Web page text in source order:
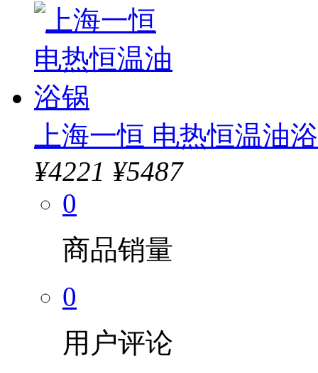
上海一恒 电热恒温油
¥4221 ¥5487
0
商品销量
0
用户评论